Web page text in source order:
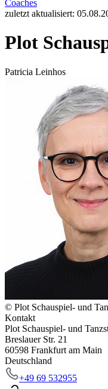
Coaches
zuletzt aktualisiert:
Plot
Patricia Leinhos
© Plot Schauspiel- und
Kontakt
Plot Schauspiel- und
Breslauer Str. 21
60598 Frankfurt am Main
Deutschland
+49 69 532955